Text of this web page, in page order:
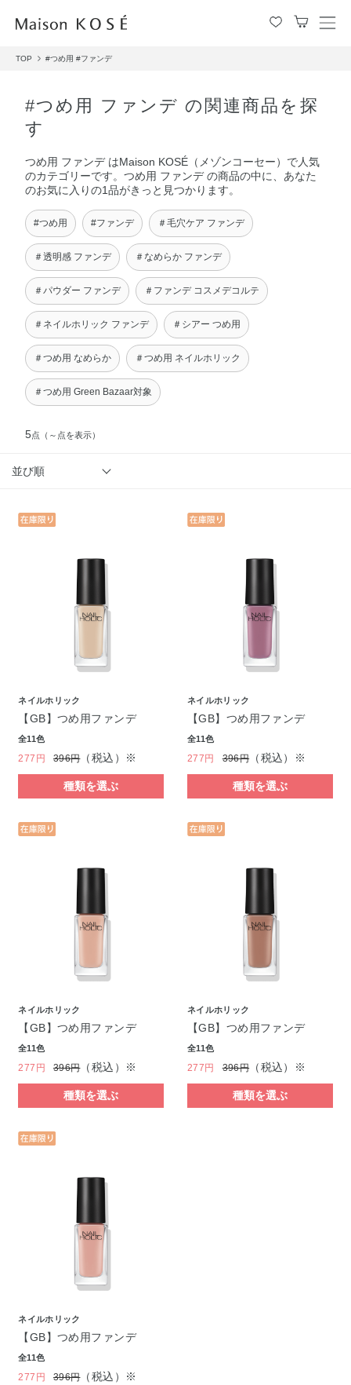
メ
TOP #つめ用 #ファンデ
#つめ用 ファンデ の関連商品を探
す
つめ用 ファンデ はMaison KOSÉ（メゾンコーセー）で人気
のカテゴリーです。つめ用 ファンデ の商品の中に、あなた
のお気に入りの1品がきっと見つかります。
#つめ用 #ファンデ ＃毛穴ケア ファンデ
＃透明感 ファンデ ＃なめらか ファンデ
＃パウダー ファンデ ＃ファンデ コスメデコルテ
＃ネイルホリック ファンデ ＃シアー つめ用
＃つめ用 なめらか ＃つめ用 ネイルホリック
＃つめ用 Green Bazaar対象
5点 （～点を表示）
並び順
ネイルホリック
【GB】つめ用ファンデ
全11色
277円 396円（税込）※
種類を選ぶ
ネイルホリック
【GB】つめ用ファンデ
全11色
277円 396円（税込）※
種類を選ぶ
ネイルホリック
【GB】つめ用ファンデ
全11色
277円 396円（税込）※
種類を選ぶ
ネイルホリック
【GB】つめ用ファンデ
全11色
277円 396円（税込）※
種類を選ぶ
ネイルホリック
【GB】つめ用ファンデ
全11色
277円 396円（税込）※